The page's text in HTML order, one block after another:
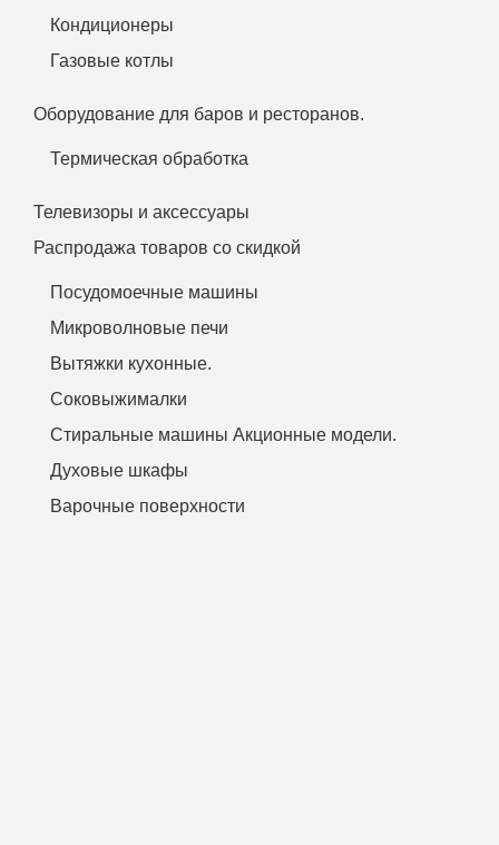
Кондиционеры
Газовые котлы
Оборудование для баров и ресторанов.
Термическая обработка
Телевизоры и аксессуары
Распродажа товаров со скидкой
Посудомоечные машины
Микроволновые печи
Вытяжки кухонные.
Соковыжималки
Стиральные машины Акционные модели.
Духовые шкафы
Варочные поверхности